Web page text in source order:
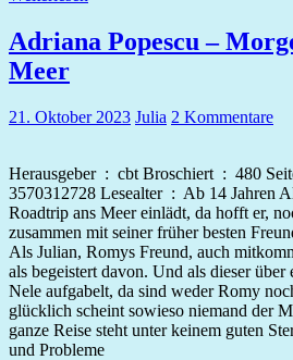
Adriana Popescu –
Meer
21. Oktober 2023 Julia 2 Kommentare
Herausgeber ‏ : ‎ cbt Broschiert ‏ : ‎ 480 Seiten ISBN-13 ‏ : ‎ 978-
3570312728 Lesealter ‏ : ‎ Ab 14 Jahren Als Konrad Romy auf einen
Roadtrip ans Meer einlädt, da hofft er,
zusammen mit seiner früher besten
Als Julian, Romys Freund, auch
als begeistert davon. Und als dieser
Nele aufgabelt, da sind weder Romy
glücklich scheint sowieso niemand der
ganze Reise steht unter keinem guten
und Probleme